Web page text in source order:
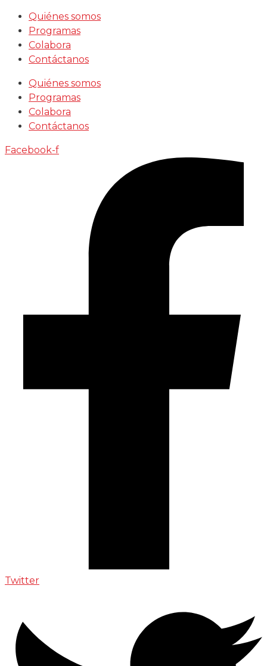
Saltar
contenido
Quiénes somos
Programas
Colabora
Contáctanos
Quiénes somos
Programas
Colabora
Contáctanos
Facebook-f
Twitter